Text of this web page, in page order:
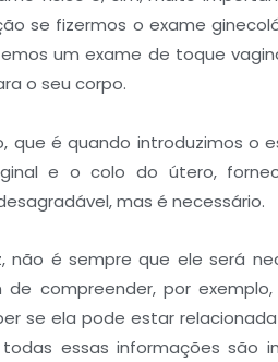
se fizermos o exame
um exame de toque
o seu corpo.
que é quando introduzimos o
e o colo do útero,
mas é necessário.
não é sempre que ele será
de compreender, por
se ela pode estar
essas informações são